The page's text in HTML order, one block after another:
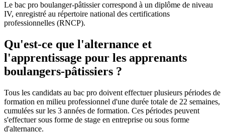
Le bac pro boulanger-pâtissier correspond à un diplôme de niveau
IV, enregistré au répertoire national des certifications
professionnelles (RNCP).
Qu'est-ce que l'alternance et
l'apprentissage pour les apprenants
boulangers-pâtissiers ?
Tous les candidats au bac pro doivent effectuer plusieurs périodes de
formation en milieu professionnel d'une durée totale de 22 semaines,
cumulées sur les 3 années de formation. Ces périodes peuvent
s'effectuer sous forme de stage en entreprise ou sous forme
d'alternance.